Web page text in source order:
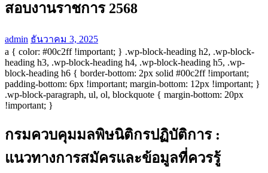
สอบงานราชการ 2568
admin ธันวาคม 3, 2025
a { color: #00c2ff !important; } .wp-block-heading h2, .wp-block-
heading h3, .wp-block-heading h4, .wp-block-heading h5, .wp-
block-heading h6 { border-bottom: 2px solid #00c2ff !important;
padding-bottom: 6px !important; margin-bottom: 12px !important; }
.wp-block-paragraph, ul, ol, blockquote { margin-bottom: 20px
!important; }
กรมควบคุมมลพิษนิติกรปฏิบัติการ :
แนวทางการสมัครและข้อมูลที่ควรรู้